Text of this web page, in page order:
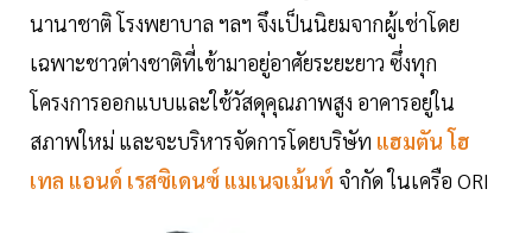
นานาชาติ โรงพยาบาล ฯลฯ จึงเป็นนิยมจากผู้เช่าโดย
เฉพาะชาวต่างชาติที่เข้ามาอยู่อาศัยระยะยาว ซึ่งทุก
โครงการออกแบบและใช้วัสดุคุณภาพสูง อาคารอยู่ใน
สภาพใหม่ และจะบริหารจัดการโดยบริษัท แฮมตัน โฮ
เทล แอนด์ เรสซิเดนซ์ แมเนจเม้นท์ จำกัด ในเครือ ORI